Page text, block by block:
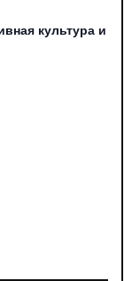
культура и